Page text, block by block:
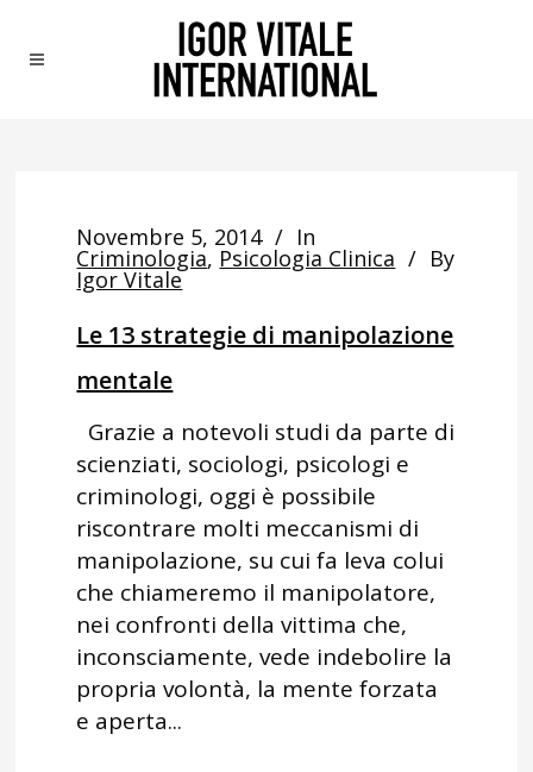
Novembre 5, 2014 In
Criminologia, Psicologia Clinica By
Igor Vitale
Le 13 strategie di manipolazione
mentale
Grazie a notevoli studi da parte di
scienziati, sociologi, psicologi e
criminologi, oggi è possibile
riscontrare molti meccanismi di
manipolazione, su cui fa leva colui
che chiameremo il manipolatore,
nei confronti della vittima che,
inconsciamente, vede indebolire la
propria volontà, la mente forzata
e aperta...